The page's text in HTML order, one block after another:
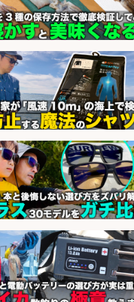
津市
式会社ホットスタッフ滋賀
sponsored by 求人ボックス
で即日収入/製造スタッフ/
伯区」「時給1,200
いあり/広島市佐伯区内
ック詰めや品出し業務/
未経験歓迎×残業少なめ/
式会社ホットスタッフ五日市
sponsored by 求人ボックス
「大津市」「時給1,300
から徒歩6分/釣り具メー
事務・営業アシスタン